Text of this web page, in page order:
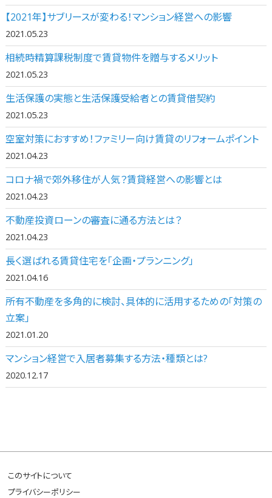
【2021年】サブリースが変わる！マンション経営への影響
2021.05.23
相続時精算課税制度で賃貸物件を贈与するメリット
2021.05.23
生活保護の実態と生活保護受給者との賃貸借契約
2021.05.23
空室対策におすすめ！ファミリー向け賃貸のリフォームポイント
2021.04.23
コロナ禍で郊外移住が人気？賃貸経営への影響とは
2021.04.23
不動産投資ローンの審査に通る方法とは？
2021.04.23
長く選ばれる賃貸住宅を「企画・プランニング」
2021.04.16
所有不動産を多角的に検討、具体的に活用するための「対策の
立案」
2021.01.20
マンション経営で入居者募集する方法・種類とは?
2020.12.17
このサイトについて
プライバシーポリシー